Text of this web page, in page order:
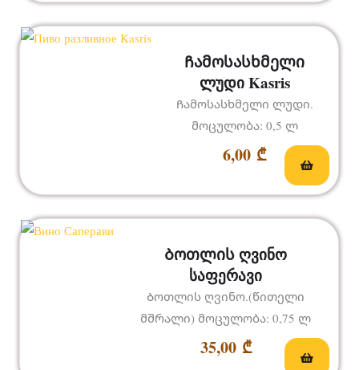
Ჩამოსასხმელი
ლუდი Kasris
6,00 ₾
Ჩამოსასხმელი ლუდი.
მოცულობა: 0,5 ლ
Ბოთლის ღვინო
საფერავი
35,00 ₾
Ბოთლის ღვინო.(წითელი
მშრალი) მოცულობა: 0,75 ლ